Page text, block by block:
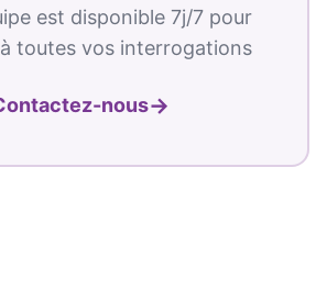
est disponible 7j/7 pour
toutes vos interrogations
nous→